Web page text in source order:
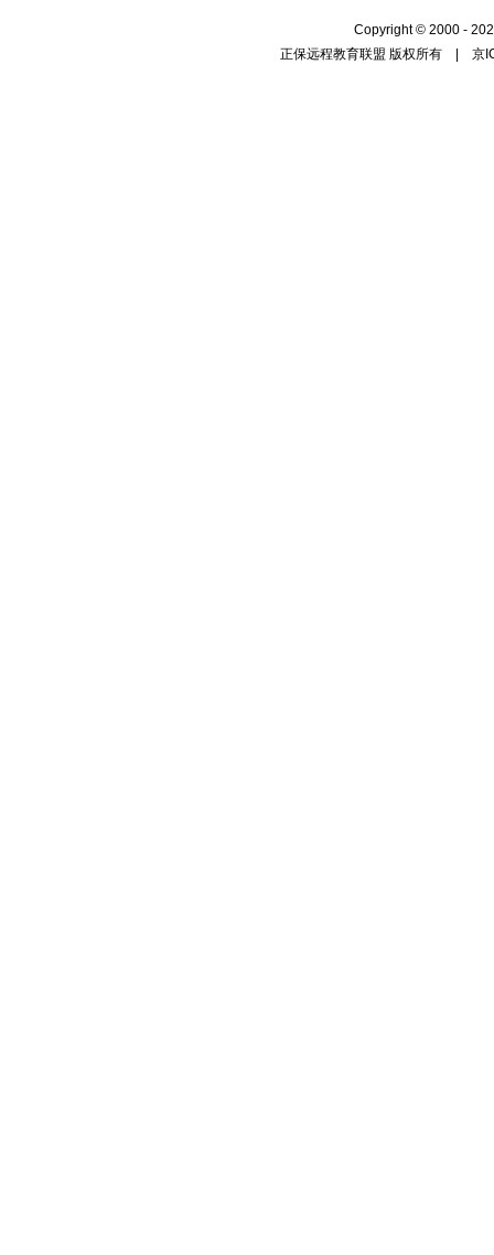
Copyright© 2000 -
正保远程教育联盟 版权所有 | 京